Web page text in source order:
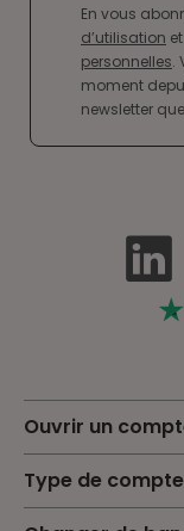
En vous
d’utilisation
personnelles.
moment
newsletter
Ouvrir un
Type de